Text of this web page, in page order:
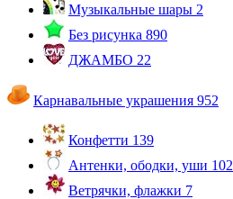
Музыкальные шары 2
Без рисунка 890
ДЖАМБО 22
Карнавальные украшения 952
Конфетти 139
Антенки, ободки, уши 102
Ветрячки, флажки 7